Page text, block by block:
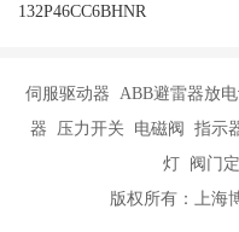
132P46CC6BHNR
伺服驱动器 ABB避雷器放
器 压力开关 电磁阀 指示
灯 阀门
版权所有：上海